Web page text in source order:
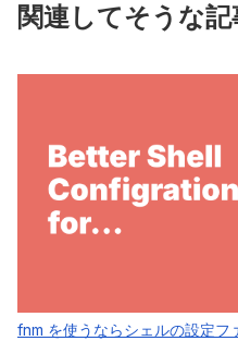
関連してそうな記
fnm を使うならシェルの設定フ